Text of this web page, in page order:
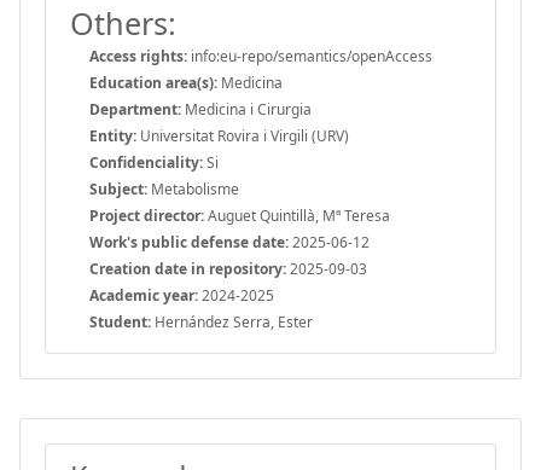
Others:
Access rights: info:eu-repo/semantics/openAccess
Education area(s): Medicina
Department: Medicina i Cirurgia
Entity: Universitat Rovira i Virgili (URV)
Confidenciality:Si
Subject: Metabolisme
Project director:Auguet Quintillà, Mª Teresa
Work's public defense date:2025-06-12
Creation date in repository:2025-09-03
Academic year:2024-2025
Student: Hernández Serra, Ester